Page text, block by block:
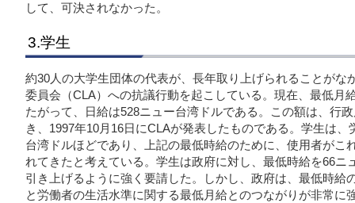
して、可決されなかった。
3.学生
約30人の大学生団体の代表が、長年取り上げられることがな
委員会（CLA）への抗議行動を起こしている。現在、最低月
たがって、日給は528ニュー台湾ドルである。この額は、行
き、1997年10月16日にCLAが発表したものである。学生は
台湾ドルほどであり、上記の最低時給のために、使用者がこ
れてきたと考えている。学生は政府に対し、最低時給を66ニ
引き上げるように強く要請した。しかし、政府は、最低時給
と労働者の生活水準に関する最低月給とのつながりが非常に